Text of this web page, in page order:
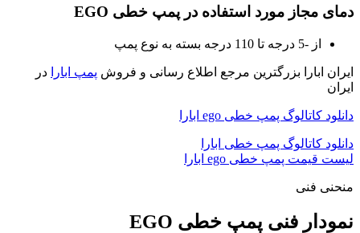
دمای مجاز مورد استفاده در پمپ خطی EGO
از -5 درجه تا 110 درجه بسته به نوع پمپ
ایران ابارا بزرگترین مرجع اطلاع رسانی و فروش پمپ ابارا
در
ایران
دانلود کاتالوگ پمپ خطی ego ابارا
دانلود کاتالوگ پمپ خطی ابارا
لیست قیمت پمپ خطی ego ابارا
منحنی فنی
نمودار فنی پمپ خطی EGO